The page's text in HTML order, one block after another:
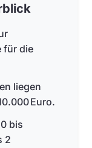
für die
liegen
Euro.
bis
2